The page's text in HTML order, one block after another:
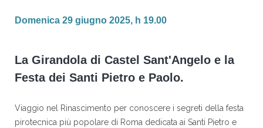
Domenica 29 giugno 2025, h 19.00
La Girandola di Castel Sant'Angelo e la
Festa dei Santi Pietro e Paolo.
Viaggio nel Rinascimento per conoscere i segreti della festa
pirotecnica più popolare di Roma dedicata ai Santi Pietro e